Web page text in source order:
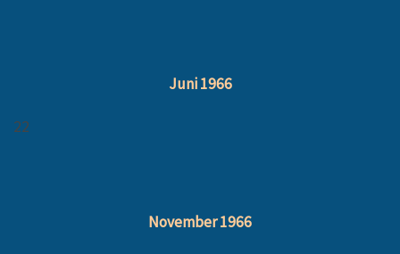
Juni 1966
22
November 1966